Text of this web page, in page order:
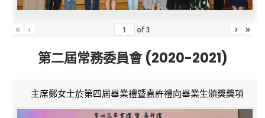
« ‹ of3 › »
第二屆常務委員會 (2020-2021)
主席鄭女士於第四屆畢業禮暨嘉許禮向畢業生頒獎獎項